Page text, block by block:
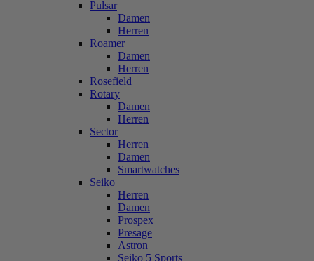
Pulsar
Damen
Herren
Roamer
Damen
Herren
Rosefield
Rotary
Damen
Herren
Sector
Herren
Damen
Smartwatches
Seiko
Herren
Damen
Prospex
Presage
Astron
Seiko 5 Sports